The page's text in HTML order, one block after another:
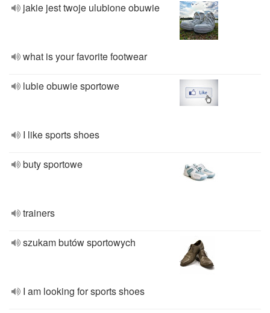
jakie jest twoje ulubione obuwie
what is your favorite footwear
lubie obuwie sportowe
I like sports shoes
buty sportowe
trainers
szukam butów sportowych
I am looking for sports shoes